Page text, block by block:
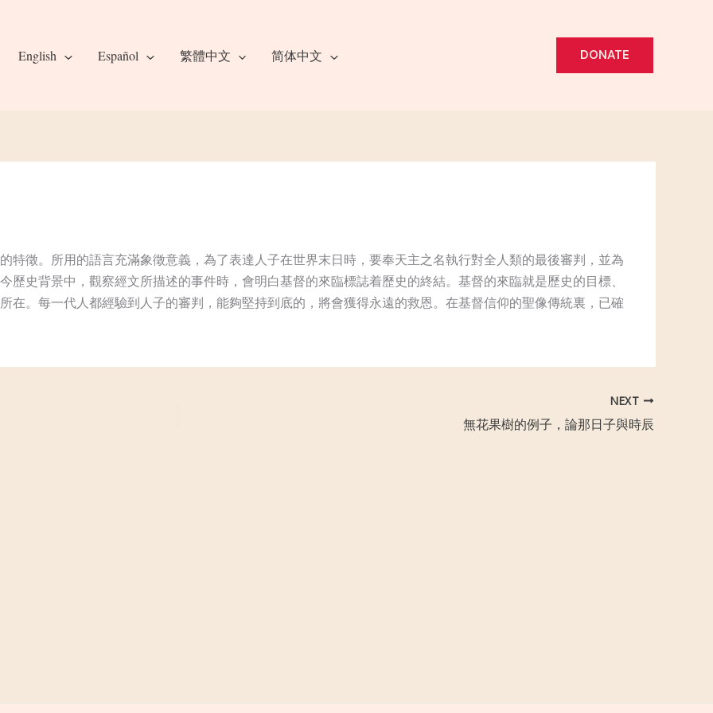
English Español 繁體中文 简体中文 DONATE
特徵。所用的語言充滿象徵意義，為了表達人子在世界末日時，要奉天主之名執行對全人類的最後審判，並為
歷史背景中，觀察經文所描述的事件時，會明白基督的來臨標誌着歷史的終結。基督的來臨就是歷史的目標、
在。每一代人都經驗到人子的審判，能夠堅持到底的，將會獲得永遠的救恩。在基督信仰的聖像傳統裏，已確
NEXT
無花果樹的例子，論那日子與時辰